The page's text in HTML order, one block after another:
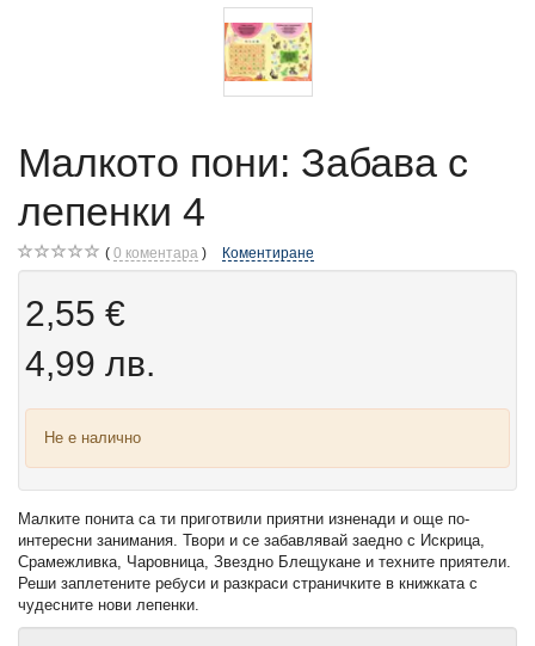
Малкото пони: Забава с
лепенки 4
0 коментара Коментиране
2,55 €
4,99 лв.
Не е налично
Малките понита са ти приготвили приятни изненади и още по-
интересни занимания. Твори и се забавлявай заедно с Искрица,
Срамежливка, Чаровница, Звездно Блещукане и техните приятели.
Реши заплетените ребуси и разкраси страничките в книжката с
чудесните нови лепенки.